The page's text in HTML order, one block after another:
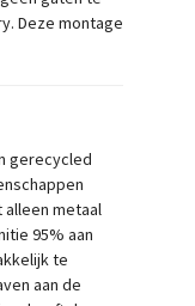
Deze montage
gerecycled
metaal
95% aan
te
aan de